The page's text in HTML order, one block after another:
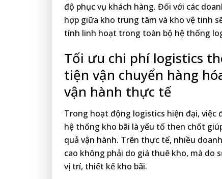
độ phục vụ khách hàng. Đối với các
hợp giữa kho trung tâm và kho vệ tinh
tính linh hoạt trong toàn bộ hệ thống
Tối ưu chi phí logistics
tiện vận chuyển hàng
vận hành thực tế
Trong hoạt động logistics hiện đại, việc
hệ thống kho bãi là yếu tố then chốt
quả vận hành. Trên thực tế, nhiều
cao không phải do giá thuê kho, mà do
vị trí, thiết kế kho bãi.